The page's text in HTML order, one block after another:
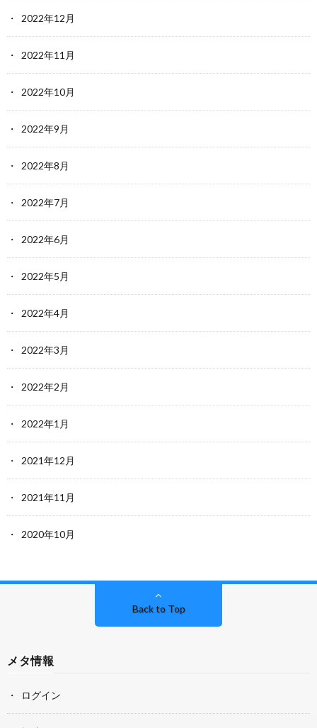
2022年12月
2022年11月
2022年10月
2022年9月
2022年8月
2022年7月
2022年6月
2022年5月
2022年4月
2022年3月
2022年2月
2022年1月
2021年12月
2021年11月
2020年10月
Back to Top
メタ情報
ログイン